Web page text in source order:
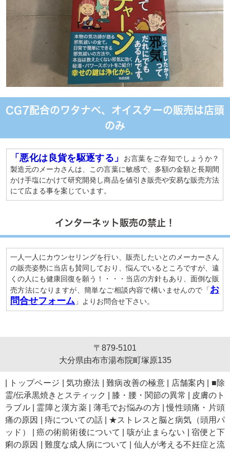
CG7配合のワタナベ、オイスターの販売は店頭
のみ
「悪化は良貨を駆逐する」
お言葉をご存知でしょうか？
製造元のメーカさんは、この言葉に敏感で、多額の金額と長期間
かけ手塩にかけて研究開発し商品を値引き販売や安易な販売方法
にて広まる事を案じています。
インターネット販売の禁止！
一人一人にカウンセリングを行い、販売したいとのメーカーさん
の販売姿勢に当店も賛同しており、悩んでいるところですが、遠
くの人にも健康回復を願う！・・・当店の方針もあり、面倒な販
売方法になりますが、簡単なご相談内容で構いませんので「お
問合せフォーム 」よりお問合せ下さい。
〒879-5101
大分県由布市湯布院町塚原135
トップページ 気功療法 難病改善の極意 店舗案内
■除
霊/伝承黒焼きとスティック
膝・腰・関節の異常
皮膚のト
ラブル| 霊障と漢方薬 薄毛でお悩みの方|慢性頭痛・片頭
痛の原因
痔についての話| ★ストレスと脳と病気（頭用パ
ッド）
|癌の術前術後について 咳が止まらない |宿便と下
痢の原因
難度な成人病について
仙人が考える不妊症と流